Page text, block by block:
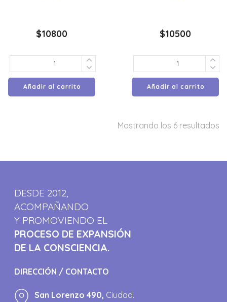
$10800
Añadir al carrito
$10500
Añadir al carrito
Mostrando los 6 resultados
DESDE 2012,
ACOMPAÑANDO
Y PROMOVIENDO EL
PROCESO DE EXPANSIÓN
DE LA CONSCIENCIA.
DIRECCIÓN / CONTACTO
San Lorenzo 490, Ciudad.